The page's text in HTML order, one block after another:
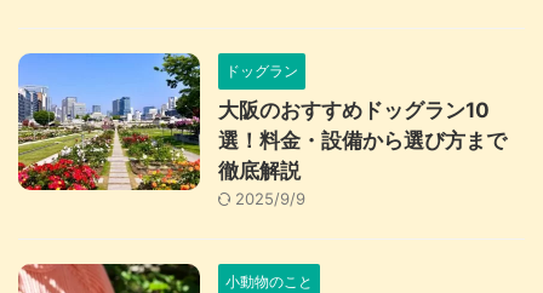
ドッグラン
大阪のおすすめドッグラン10
選！料金・設備から選び方まで
徹底解説
2025/9/9
小動物のこと